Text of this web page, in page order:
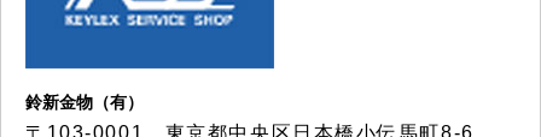
鈴新金物（有）
〒103-0001 東京都中央区日本橋小伝馬町8-6